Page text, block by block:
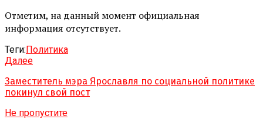
Отметим, на данный момент официальная
информация отсутствует.
Теги:Политика
Далее
Заместитель мэра Ярославля по социальной политике
покинул свой пост
Не пропустите